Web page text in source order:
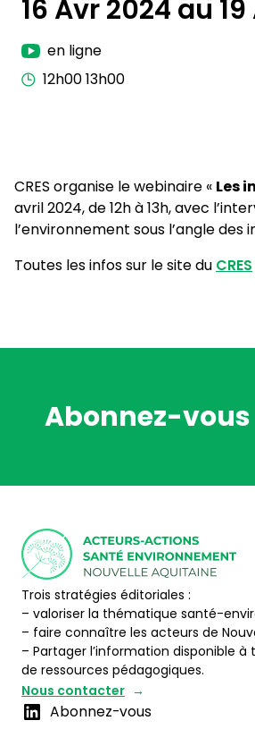
16 Avr 2024 au
en ligne
12h00 13h00
CRES organise le webinaire « Les
avril 2024, de 12h à 13h, avec
l’environnement sous l’angle des
Toutes les infos sur le site du CRES
Abonnez-
Trois stratégies éditoriales :
– valoriser la thématique santé-
– faire connaître les acteurs de
– Partager l’information disponible
de ressources pédagogiques.
Nous contacter
Abonnez-vous